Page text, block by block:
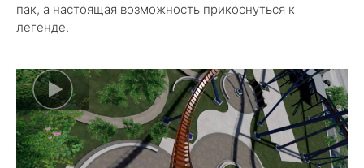
пак, а настоящая возможность прикоснуться к
легенде.